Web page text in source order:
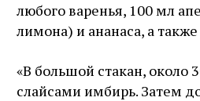
любого варенья, 100 мл
лимона) и ананаса, а
«В большой стакан, около
слайсами имбирь. Затем